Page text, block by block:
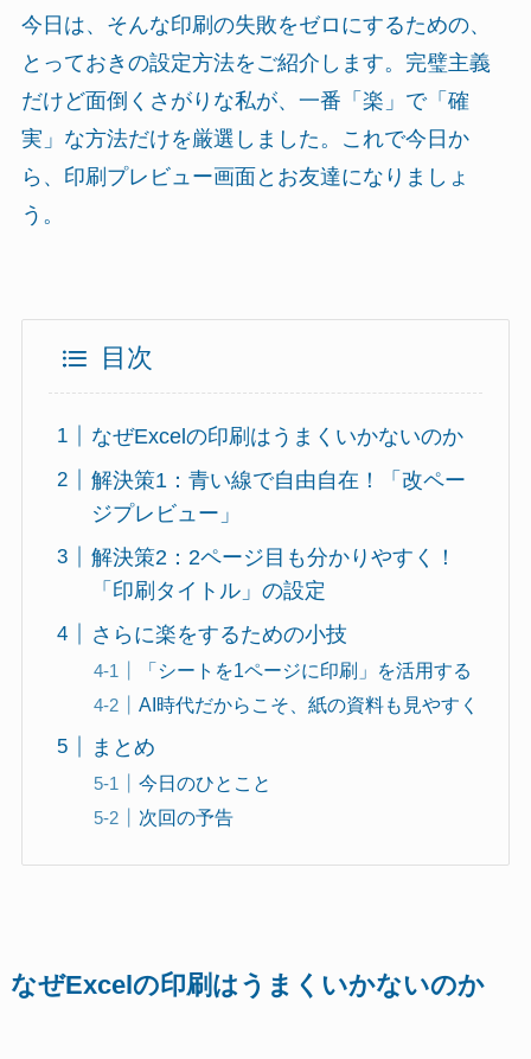
今日は、そんな印刷の失敗をゼロにするための、
とっておきの設定方法をご紹介します。完璧主義
だけど面倒くさがりな私が、一番「楽」で「確
実」な方法だけを厳選しました。これで今日か
ら、印刷プレビュー画面とお友達になりましょ
う。
目次
なぜExcelの印刷はうまくいかないのか
解決策1：青い線で自由自在！「改ペー
ジプレビュー」
解決策2：2ページ目も分かりやすく！
「印刷タイトル」の設定
さらに楽をするための小技
「シートを1ページに印刷」を活用する
AI時代だからこそ、紙の資料も見やすく
まとめ
今日のひとこと
次回の予告
なぜExcelの印刷はうまくいかないのか